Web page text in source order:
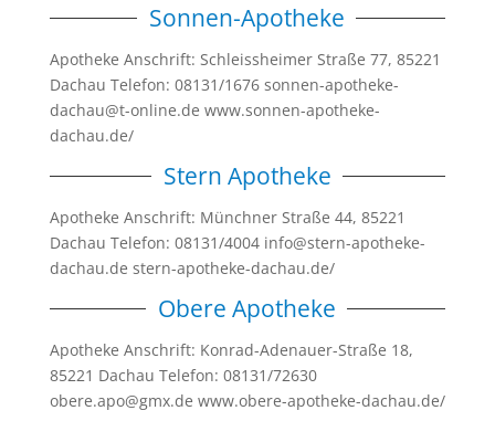
Sonnen-Apotheke
Apotheke Anschrift: Schleissheimer Straße 77, 85221
Dachau Telefon: 08131/1676 sonnen-apotheke-
dachau@t-online.de www.sonnen-apotheke-
dachau.de/
Stern Apotheke
Apotheke Anschrift: Münchner Straße 44, 85221
Dachau Telefon: 08131/4004 info@stern-apotheke-
dachau.de stern-apotheke-dachau.de/
Obere Apotheke
Apotheke Anschrift: Konrad-Adenauer-Straße 18,
85221 Dachau Telefon: 08131/72630
obere.apo@gmx.de www.obere-apotheke-dachau.de/